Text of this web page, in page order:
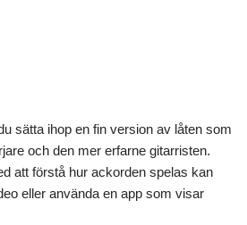
sätta ihop en fin version av låten som
och den mer erfarne gitarristen.
att förstå hur ackorden spelas kan
eller använda en app som visar